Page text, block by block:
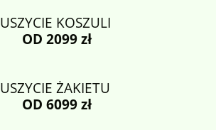
USZYCIE KOSZULI
OD 2099 zł
USZYCIE ŻAKIETU
OD 6099 zł